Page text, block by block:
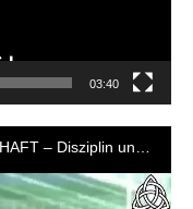
03:40